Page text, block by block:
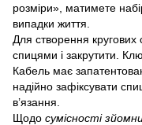
розміри», матимете
випадки життя.
Для створення кругових
спицями і закрутити.
Кабель має
надійно зафіксувати
в’язання.
Щодо сумісності